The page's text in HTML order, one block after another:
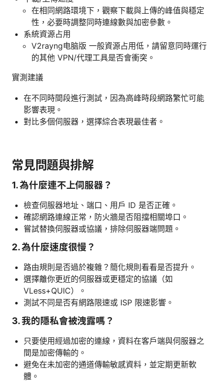
在相同網路環境下，觀察下載與上傳的峰值與穩定
性，必要時調整同時連線數與加密參數。
系統資源占用
V2rayng电脑版 一般資源占用低，請留意同時運行
的其他 VPN/代理工具是否會衝突。
實測建議
在不同時間段進行測試，因為高峰時段網路繁忙可能
影響表現。
對比多個伺服器，選擇綜合表現最佳者。
常見問題與排解
1. 為什麼連不上伺服器？
檢查伺服器地址、端口、用戶 ID 是否正確。
確認網路連線正常，防火牆是否阻擋相關埠口。
嘗試替換伺服器或協議，排除伺服器端問題。
2. 為什麼速度很慢？
路由規則是否過於複雜？簡化規則看看是否提升。
選擇離你更近的伺服器或更穩定的協議（如
VLess+QUIC）。
測試不同是否有網路限速或 ISP 限速影響。
3. 我的隱私會被洩露嗎？
只要使用經過加密的連線，資料在客戶端與伺服器之
間是加密傳輸的。
避免在未加密的通道傳輸敏感資料，並定期更新軟
體。